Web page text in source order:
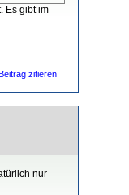
Es gibt im
zitieren
nur